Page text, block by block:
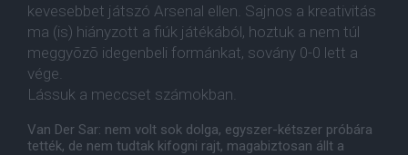
kevesebbet játszó Arsenal ellen. Sajnos a kreativitás
ma (is) hiányzott a fiúk játékából, hoztuk a nem túl
meggyõzõ idegenbeli formánkat, sovány 0-0 lett a
vége.
Lássuk a meccset számokban.
Van Der Sar: nem volt sok dolga, egyszer-kétszer próbára
tették, de nem tudtak kifogni rajt, magabiztosan állt a